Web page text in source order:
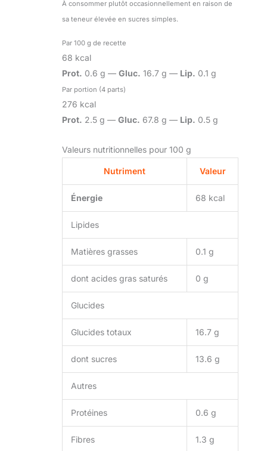
À consommer plutôt occasionnellement en raison de
sa teneur élevée en sucres simples.
Par 100 g de recette
68 kcal
Prot. 0.6 g — Gluc. 16.7 g — Lip. 0.1 g
Par portion (4 parts)
276 kcal
Prot. 2.5 g — Gluc. 67.8 g — Lip. 0.5 g
Valeurs nutritionnelles pour 100 g
Nutriment Valeur
Énergie 68 kcal
Lipides
Matières grasses 0.1 g
dont acides gras saturés 0 g
Glucides
Glucides totaux 16.7 g
dont sucres 13.6 g
Autres
Protéines 0.6 g
Fibres 1.3 g